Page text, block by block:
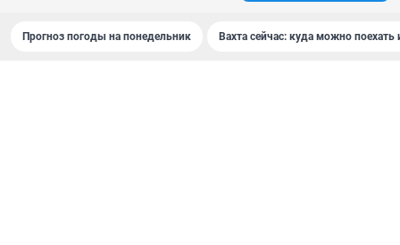
Прогноз погоды на понедельник Вахта сейчас: куда можно поехать